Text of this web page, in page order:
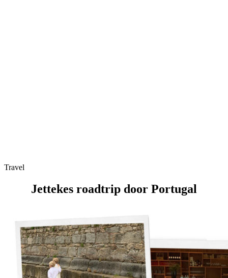
Travel
Jettekes roadtrip door Portugal